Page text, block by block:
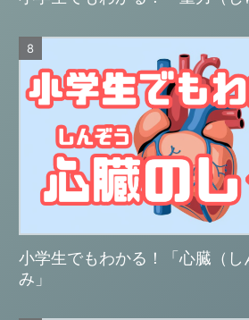
小学生でもわかる！「心臓（し
み」